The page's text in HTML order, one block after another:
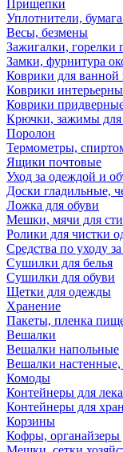
Прищепки
Уплотнители,
Весы, безмены
Зажигалки, горелки
Замки, фурнитура
Коврики для ванной
Коврики
Коврики
Крючки, зажимы
Поролон
Термометры,
Ящики почтовые
Уход за одеждой и
Доски гладильные,
Ложка для обуви
Мешки, мячи для
Ролики для чистки
Средства по уходу
Сушилки для белья
Сушилки для обуви
Щетки для одежды
Хранение
Пакеты, пленка
Вешалки
Вешалки напольные
Вешалки
Комоды
Контейнеры для
Контейнеры для
Корзины
Кофры,